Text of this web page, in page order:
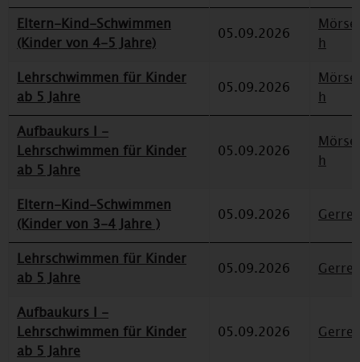
Eltern-Kind-Schwimmen
(Kinder von 4-5 Jahre)
05.09.2026
h
Lehrschwimmen für Kinder
ab 5 Jahre
05.09.2026
h
Aufbaukurs I -
Lehrschwimmen für Kinder
ab 5 Jahre
05.09.2026
h
Eltern-Kind-Schwimmen
(Kinder von 3-4 Jahre )
05.09.2026
Lehrschwimmen für Kinder
ab 5 Jahre
05.09.2026
Aufbaukurs I -
Lehrschwimmen für Kinder
ab 5 Jahre
05.09.2026